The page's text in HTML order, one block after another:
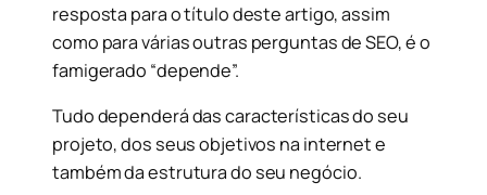
resposta para o título deste artigo, assim
como para várias outras perguntas de SEO, é o
famigerado “depende”.
Tudo dependerá das características do seu
projeto, dos seus objetivos na internet e
também da estrutura do seu negócio.